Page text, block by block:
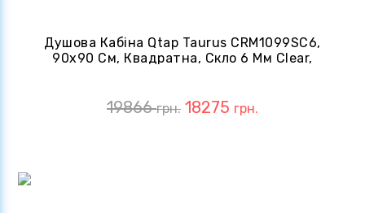
Душова Кабіна Qtap Taurus CRM1099SC6,
90x90 См, Квадратна, Скло 6 Мм Clear,
19866грн. 18275 грн.